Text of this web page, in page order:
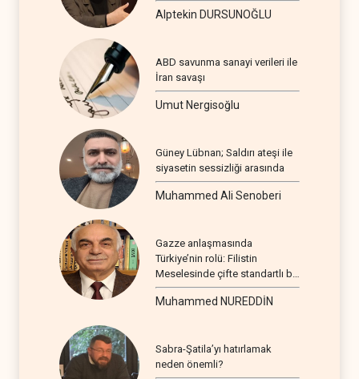
Alptekin DURSUNOĞLU
ABD savunma sanayi verileri ile
İran savaşı
Umut Nergisoğlu
Güney Lübnan; Saldırı ateşi ile
siyasetin sessizliği arasında
Muhammed Ali Senoberi
Gazze anlaşmasında
Türkiye’nin rolü: Filistin
Meselesinde çifte standartlı bir
seyir
Muhammed NUREDDİN
Sabra-Şatila’yı hatırlamak
neden önemli?